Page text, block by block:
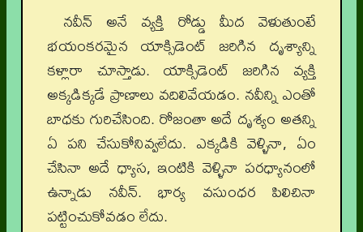
నవీన్ అనే వ్యక్తి రోడ్డు మీద వెళుతుంటే
భయంకరమైన యాక్సిడెంట్ జరిగిన దృశ్యాన్ని
కళ్లారా చూస్తాడు. యాక్సిడెంట్ జరిగిన వ్యక్తి
అక్కడిక్కడే ప్రాణాలు వదిలివేయడం. నవీన్ని ఎంతో
బాధకు గురిచేసింది. రోజంతా అదే దృశ్యం అతన్ని
ఏ పని చేసుకోనివ్వలేదు. ఎక్కడికి వెళ్ళినా, ఏం
చేసినా అదే ధ్యాస, ఇంటికి వెళ్ళినా పరధ్యానంలో
ఉన్నాడు నవీన్. భార్య వసుంధర పిలిచినా
పట్టించుకోవడం లేదు.